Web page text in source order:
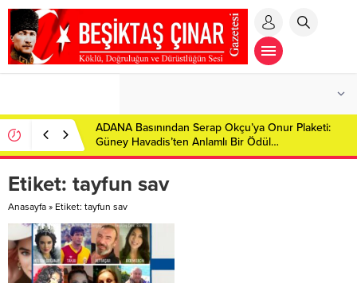
ADANA Basınından Serap Okçu’ya Onur Plaketi:
Güney Havadis’ten Anlamlı Bir Ödül…
Etiket: tayfun sav
Anasayfa » Etiket: tayfun sav